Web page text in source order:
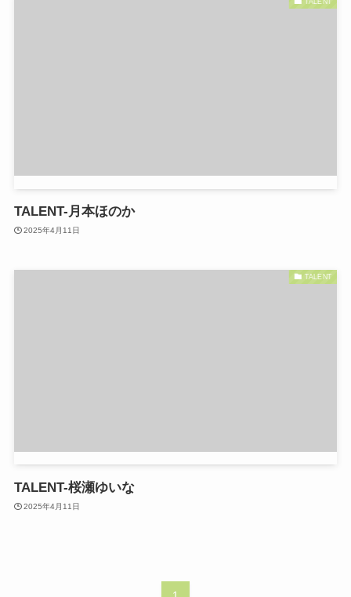
TALENT-月本ほのか
2025年4月11日
TALENT
TALENT-桜瀬ゆいな
2025年4月11日